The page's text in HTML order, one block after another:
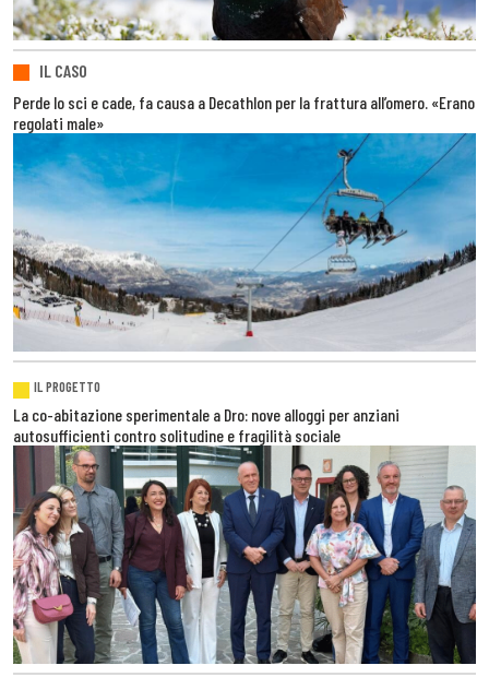
IL CASO
Perde lo sci e cade, fa causa a Decathlon per la frattura all’omero. «Erano
regolati male»
IL PROGETTO
La co-abitazione sperimentale a Dro: nove alloggi per anziani
autosufficienti contro solitudine e fragilità sociale